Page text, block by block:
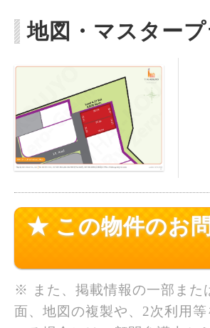
地図・マスター
★ この物件のお
※ また、掲載情報の一部また
面、地図の複製や、2次利用